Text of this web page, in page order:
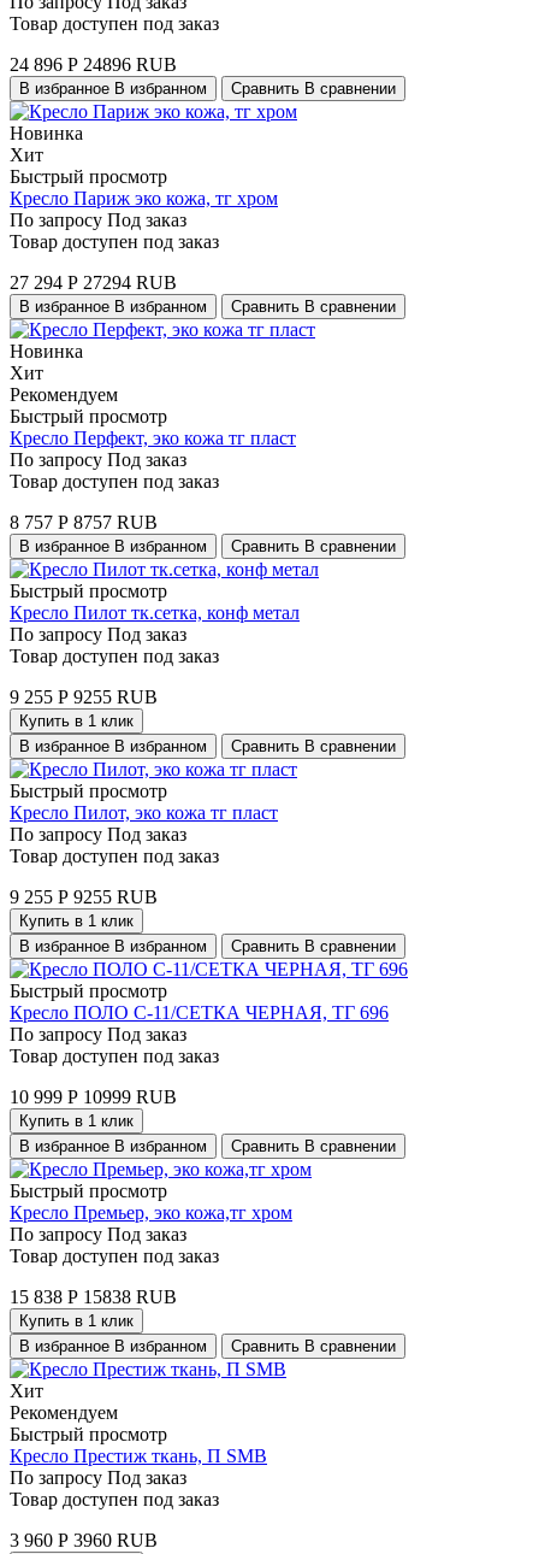
Товар доступен под заказ
24 896 Р 24896 RUB
В избранное В избранном Сравнить В сравнении
Новинка
Хит
Быстрый просмотр
Кресло Париж эко кожа, тг хром
По запросу Под заказ
Товар доступен под заказ
27 294 Р 27294 RUB
В избранное В избранном Сравнить В сравнении
Новинка
Хит
Рекомендуем
Быстрый просмотр
Кресло Перфект, эко кожа тг пласт
По запросу Под заказ
Товар доступен под заказ
8 757 Р 8757 RUB
В избранное В избранном Сравнить В сравнении
Быстрый просмотр
Кресло Пилот тк.сетка, конф метал
По запросу Под заказ
Товар доступен под заказ
9 255 Р 9255 RUB
Купить в 1 клик
В избранное В избранном Сравнить В сравнении
Быстрый просмотр
Кресло Пилот, эко кожа тг пласт
По запросу Под заказ
Товар доступен под заказ
9 255 Р 9255 RUB
Купить в 1 клик
В избранное В избранном Сравнить В сравнении
Быстрый просмотр
Кресло ПОЛО С-11/СЕТКА ЧЕРНАЯ, ТГ 696
По запросу Под заказ
Товар доступен под заказ
10 999 Р 10999 RUB
Купить в 1 клик
В избранное В избранном Сравнить В сравнении
Быстрый просмотр
Кресло Премьер, эко кожа,тг хром
По запросу Под заказ
Товар доступен под заказ
15 838 Р 15838 RUB
Купить в 1 клик
В избранное В избранном Сравнить В сравнении
Хит
Рекомендуем
Быстрый просмотр
Кресло Престиж ткань, П SMB
По запросу Под заказ
Товар доступен под заказ
3 960 Р 3960 RUB